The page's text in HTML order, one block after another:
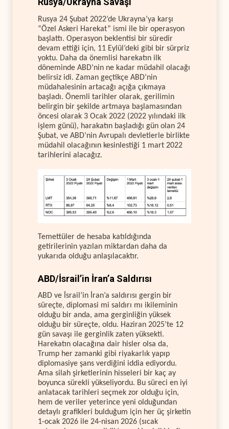
Rusya 24 Şubat 2022’de Ukrayna’ya karşı
“Özel Askeri Harekat” ismi ile bir operasyon
başlattı. Operasyon beklentisi bir süredir
devam ettiği için, 11 Eylül’deki gibi bir sürpriz
yoktu. Daha da önemlisi harekatın ilk
döneminde ABD’nin ne kadar müdahil olacağı
belirsiz idi. Zaman geçtikçe ABD’nin
müdahalesinin artacağı açığa çıkmaya
başladı. Önemli tarihler olarak, gerilimin
belirgin bir şekilde artmaya başlamasından
öncesi olarak 3 Ocak 2022 (2022 yılındaki ilk
işlem günü), harakatın başladığı gün olan 24
Şubat, ve ABD’nin Avrupalı devletlerle birlikte
müdahil olacağının kesinlestiği 1 mart 2022
tarihlerini alacağız.
Temettüler de hesaba katıldığında
getirilerinin yazılan miktardan daha da
yukarıda olduğu anlaşılacaktır.
ABD/İsrail’in İran’a Saldırısı
ABD ve İsrail’in İran’a saldırısı gergin bir
süreçte, diplomasi mi saldırı mı ikileminin
olduğu bir anda, ama gerginliğin yüksek
olduğu bir süreçte, oldu. Haziran 2025’te 12
gün savaşı ile gerginlik zaten yüksekti.
Harekatın olacağına dair hisler olsa da,
Trump her zamanki gibi riyakarlık yapıp
diplomasiye şans verdiğini iddia ediyordu.
Ama silah şirketlerinin hisseleri bir kaç ay
boyunca sürekli yükseliyordu. Bu süreci en iyi
anlatacak tarihleri seçmek zor olduğu için,
hem de veriler yeterince yeni olduğundan
detaylı grafikleri bulduğum için her üç şirketin
1-ocak 2026 ile 24-nisan 2026 (sıcak